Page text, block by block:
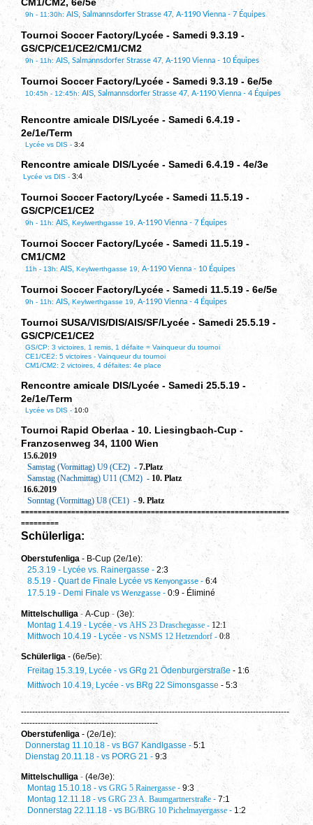
9h - 11:30h:AIS, Salmannsdorfer Strasse 47,A-1190 Vienna - 7 Équipes
Tournoi Soccer Factory/Lycée - Samedi 9.3.19 -
GS/CP/CE1/CE2/CM1/CM2
9h - 11h:AIS, Salmannsdorfer Strasse 47 ,A-1190 Vienna - 10 Équipes
Tournoi Soccer Factory/Lycée - Samedi 9.3.19 - 6e/5e
10:45h - 12:45h:AIS, Salmannsdorfer Strasse 47 ,A-1190 Vienna - 4 Équipes
Rencontre amicale DIS/Lycée - Samedi 6.4.19 -
2e/1e/Term
Lycée vs DIS - 3:4
Rencontre amicale DIS/Lycée - Samedi 6.4.19 - 4e/3e
Lycée vs DIS - 3:4
Tournoi Soccer Factory/Lycée - Samedi 11.5.19 -
GS/CP/CE1/CE2
9h - 11h:AIS,Keylwerthgasse 19, A-1190 Vienna - 7 Équipes
Tournoi Soccer Factory/Lycée - Samedi 11.5.19 -
CM1/CM2
11h - 13h:AIS, Keylwerthgasse 19 ,A-1190 Vienna - 10 Équipes
Tournoi Soccer Factory/Lycée - Samedi 11.5.19 - 6e/5e
9h - 11h:AIS, Keylwerthgasse 19 ,A-1190 Vienna - 4 Équipes
Tournoi SUSA/VIS/DIS/AIS/SF/Lycée - Samedi 25.5.19 -
GS/CP/CE1/CE2
GS/CP: 3 victoires, 1 remis, 1 défaite = Vainqueur du tournoi
CE1/CE2: 5 victoires - Vainqueur du tournoi
CM1/CM2: 2 victoires, 4 défaites: 4e place
Rencontre amicale DIS/Lycée - Samedi 25.5.19 -
2e/1e/Term
Lycée vs DIS - 10:0
Tournoi Rapid Oberlaa - 10. Liesingbach-Cup-
Franzosenweg 34, 1100 Wien
15.6.2019
Samstag (Vormittag) U9 (CE2) - 7.Platz
Samstag (Nachmittag) U11 (CM2)- 10. Platz
16.6.2019
Sonntag (Vormittag) U8 (CE1)- 9. Platz
================================================================
=========
Schülerliga:
Oberstufenliga - B-Cup (2e/1e):
25.3.19 - Lycée vs. Rainergasse - 2:3
8.5.19 - Quart de Finale Lycée vs Kenyongasse - 6:4
17.5.19 - Demi Finale vs Wenzgasse - 0:9 - Éliminé
Mittelschulliga -A-Cup - (3e):
Montag 1.4.19 - Lycée - vsAHS 23 Draschegasse - 12:1
Mittwoch 10.4.19 - Lycée - vsNSMS 12 Hetzendorf - 0:8
Schülerliga - (6e/5e):
Freitag 15.3.19, Lycée - vs GRg 21 Ödenburgerstraße - 1:6
Mittwoch 10.4.19, Lycée - vs BRg 22 Simonsgasse - 5:3
------------------------------------------------------------------------------------------------
-------------------------------------------------
Oberstufenliga - (2e/1e):
Donnerstag 11.10.18 - vs BG7 Kandlgasse - 5:1
Dienstag 20.11.18 - vs PORG 21 -9:3
Mittelschulliga -(4e/3e):
Montag 15.10.18 - vsGRG 5 Rainergasse -9:3
Montag 12.11.18 - vsGRG 23 A. Baumgartnerstraße -7:1
Donnerstag 22.11.18 - vsBG/BRG 10 Pichelmayergasse - 1:2